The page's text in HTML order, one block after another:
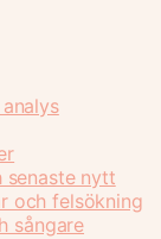
senaste nytt
och felsökning
sångare